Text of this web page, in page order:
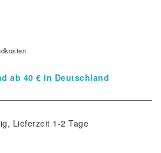
ab 40 € in Deutschland
Lieferzeit 1-2 Tage